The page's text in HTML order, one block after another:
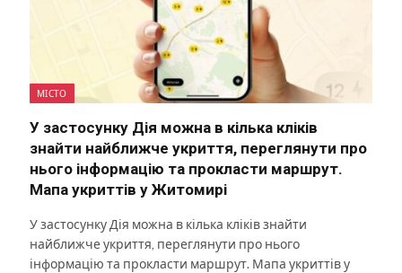
МІСТО
У застосунку Дія можна в кілька кліків
знайти найближче укриття, переглянути про
нього інформацію та прокласти маршрут.
Мапа укриттів у Житомирі
У застосунку Дія можна в кілька кліків знайти
найближче укриття, переглянути про нього
інформацію та прокласти маршрут. Мапа укриттів у